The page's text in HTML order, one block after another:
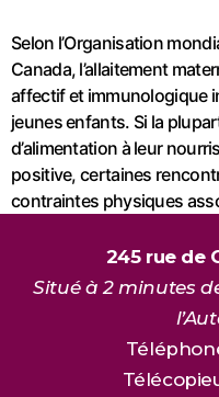
Selon l’Organisation
Canada, l’allaitement
affectif et immunologique
jeunes enfants. Si la
d’alimentation à leur
positive, certaines
contraintes physiques
245 rue de
Situé à 2 minutes